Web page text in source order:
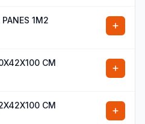
1M2
CM
CM